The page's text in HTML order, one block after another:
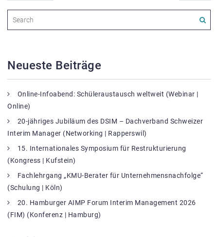
Neueste Beiträge
Online-Infoabend: Schüleraustausch weltweit (Webinar |
Online)
20-jähriges Jubiläum des DSIM – Dachverband Schweizer
Interim Manager (Networking | Rapperswil)
15. Internationales Symposium für Restrukturierung
(Kongress | Kufstein)
Fachlehrgang „KMU-Berater für Unternehmensnachfolge“
(Schulung | Köln)
20. Hamburger AIMP Forum Interim Management 2026
(FIM) (Konferenz | Hamburg)